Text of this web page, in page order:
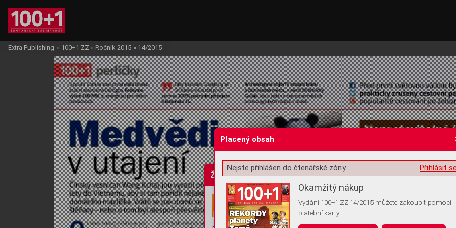
Žádost o souhlas s ukládáním volitelných informací
Extra Publishing » 100+1 ZZ » Ročník 2015 » 14/2015
Placený obsah
Přihlásit
Nejste přihlášen do čtenářské zóny
Okamžitý nákup
Vydání 100+1 ZZ 14/2015 můžete zakoupit pomocí
platební karty